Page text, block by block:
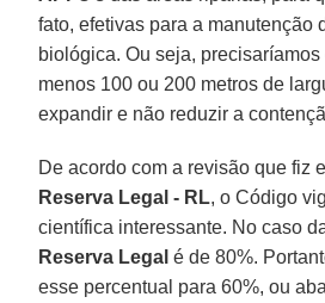
fato, efetivas para a manutenção
biológica. Ou seja,
menos 100 ou 200 metros de
expandir e não reduzir a
De acordo com a revisão que fiz
Reserva Legal - RL, o Código
científica interessante. No caso
Reserva Legal é de 80%.
esse percentual para 60%, ou